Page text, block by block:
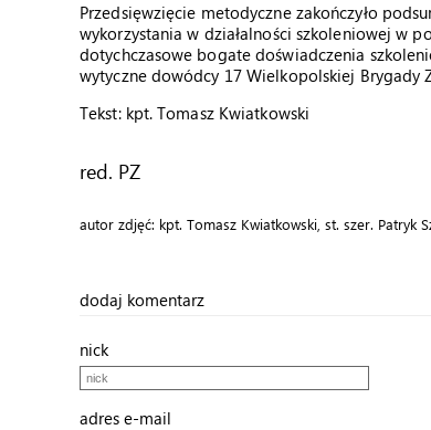
Przedsięwzięcie metodyczne zakończyło
wykorzystania w działalności szkoleniowej w
dotychczasowe bogate doświadczenia
wytyczne dowódcy 17 Wielkopolskiej Brygady
Tekst: kpt. Tomasz Kwiatkowski
red. PZ
autor zdjęć: kpt. Tomasz Kwiatkowski, st. szer. Patryk
dodaj komentarz
nick
adres e-mail